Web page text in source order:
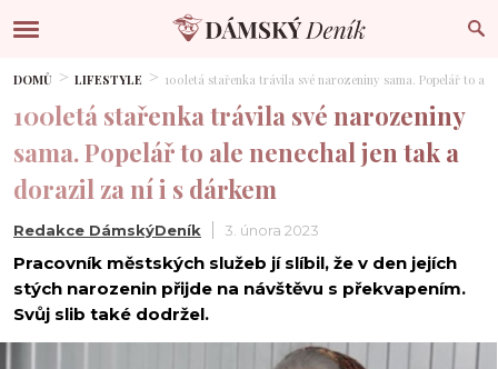
DOMŮ LIFESTYLE 100letá stařenka trávila své narozeniny sama. Popelář to
100letá stařenka trávila své narozeniny
sama. Popelář to ale nenechal jen tak a
dorazil za ní i s dárkem
Redakce DámskýDeník 3. února 2023
Pracovník městských služeb jí slíbil, že v den jejích
stých narozenin přijde na návštěvu s překvapením.
Svůj slib také dodržel.